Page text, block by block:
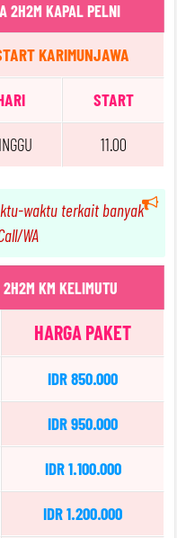
2H2M KAPAL PELNI
KARIMUNJAWA
START
11.00
waktu terkait banyak
WA
KM KELIMUTU
HARGA PAKET
IDR 850.000
IDR 950.000
IDR 1.100.000
IDR 1.200.000